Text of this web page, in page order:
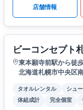
店舗情報
ビーコンセプト
東本願寺前駅から徒
北海道札幌市中央
タオルレンタル シュ
体組成計
完全個室